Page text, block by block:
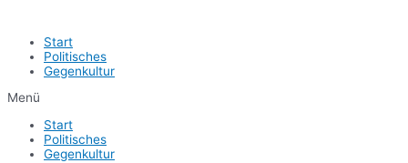
Start
Politisches
Gegenkultur
Menü
Start
Politisches
Gegenkultur